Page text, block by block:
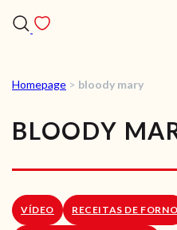
Homepage > bloody mary
BLOODY
VÍDEO RECEITAS DE FORNO